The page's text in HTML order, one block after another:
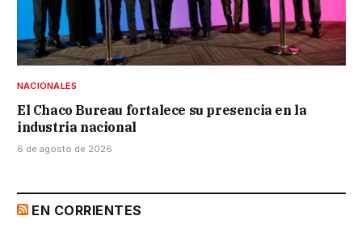
NACIONALES
El Chaco Bureau fortalece su presencia en la
industria nacional
6 de agosto de 2026
EN CORRIENTES